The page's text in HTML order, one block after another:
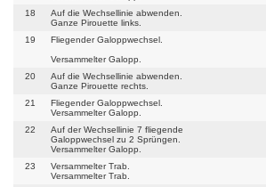
18
Auf die Wechsellinie abwenden.
Ganze Pirouette links.
19
Fliegender Galoppwechsel.
Versammelter Galopp.
20
Auf die Wechsellinie abwenden.
Ganze Pirouette rechts.
21
Fliegender Galoppwechsel.
Versammelter Galopp.
22
Auf der Wechsellinie 7 fliegende
Galoppwechsel zu 2 Sprüngen.
Versammelter Galopp.
23
Versammelter Trab.
Versammelter Trab.